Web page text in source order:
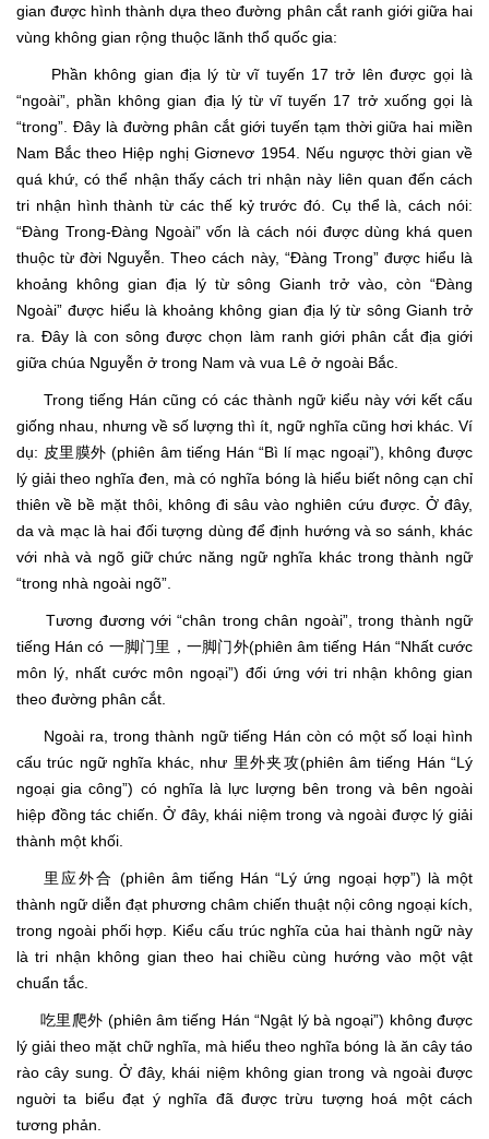
gian được hình thành dựa theo đường phân cắt ranh giới giữa hai
vùng không gian rộng thuộc lãnh thổ quốc gia:
Phần không gian địa lý từ vĩ tuyến 17 trở lên được gọi là
“ngoài”, phần không gian địa lý từ vĩ tuyến 17 trở xuống gọi là
“trong”. Đây là đường phân cắt giới tuyến tạm thời giữa hai miền
Nam Bắc theo Hiệp nghị Giơnevơ 1954. Nếu ngược thời gian về
quá khứ, có thể nhận thấy cách tri nhận này liên quan đến cách
tri nhận hình thành từ các thế kỷ trước đó. Cụ thể là, cách nói:
“Đàng Trong-Đàng Ngoài” vốn là cách nói được dùng khá quen
thuộc từ đời Nguyễn. Theo cách này, “Đàng Trong” được hiểu là
khoảng không gian địa lý từ sông Gianh trở vào, còn “Đàng
Ngoài” được hiểu là khoảng không gian địa lý từ sông Gianh trở
ra. Đây là con sông được chọn làm ranh giới phân cắt địa giới
giữa chúa Nguyễn ở trong Nam và vua Lê ở ngoài Bắc.
Trong tiếng Hán cũng có các thành ngữ kiểu này với kết cấu
giống nhau, nhưng về số lượng thì ít, ngữ nghĩa cũng hơi khác. Ví
dụ: 皮里膜外 (phiên âm tiếng Hán “Bì lí mạc ngoại”), không được
lý giải theo nghĩa đen, mà có nghĩa bóng là hiểu biết nông cạn chỉ
thiên về bề mặt thôi, không đi sâu vào nghiên cứu được. Ở đây,
da và mạc là hai đối tượng dùng để định hướng và so sánh, khác
với nhà và ngõ giữ chức năng ngữ nghĩa khác trong thành ngữ
“trong nhà ngoài ngõ”.
Tương đương với “chân trong chân ngoài”, trong thành ngữ
tiếng Hán có 一脚门里，一脚门外(phiên âm tiếng Hán “Nhất cước
môn lý, nhất cước môn ngoại”) đối ứng với tri nhận không gian
theo đường phân cắt.
Ngoài ra, trong thành ngữ tiếng Hán còn có một số loại hình
cấu trúc ngữ nghĩa khác, như 里外夹攻(phiên âm tiếng Hán “Lý
ngoại gia công”) có nghĩa là lực lượng bên trong và bên ngoài
hiệp đồng tác chiến. Ở đây, khái niệm trong và ngoài được lý giải
thành một khối.
里应外合 (phiên âm tiếng Hán “Lý ứng ngoại hợp”) là một
thành ngữ diễn đạt phương châm chiến thuật nội công ngoại kích,
trong ngoài phối hợp. Kiểu cấu trúc nghĩa của hai thành ngữ này
là tri nhận không gian theo hai chiều cùng hướng vào một vật
chuẩn tắc.
吃里爬外 (phiên âm tiếng Hán “Ngật lý bà ngoại”) không được
lý giải theo mặt chữ nghĩa, mà hiểu theo nghĩa bóng là ăn cây táo
rào cây sung. Ở đây, khái niệm không gian trong và ngoài được
nguời ta biểu đạt ý nghĩa đã được trừu tượng hoá một cách
tương phản.